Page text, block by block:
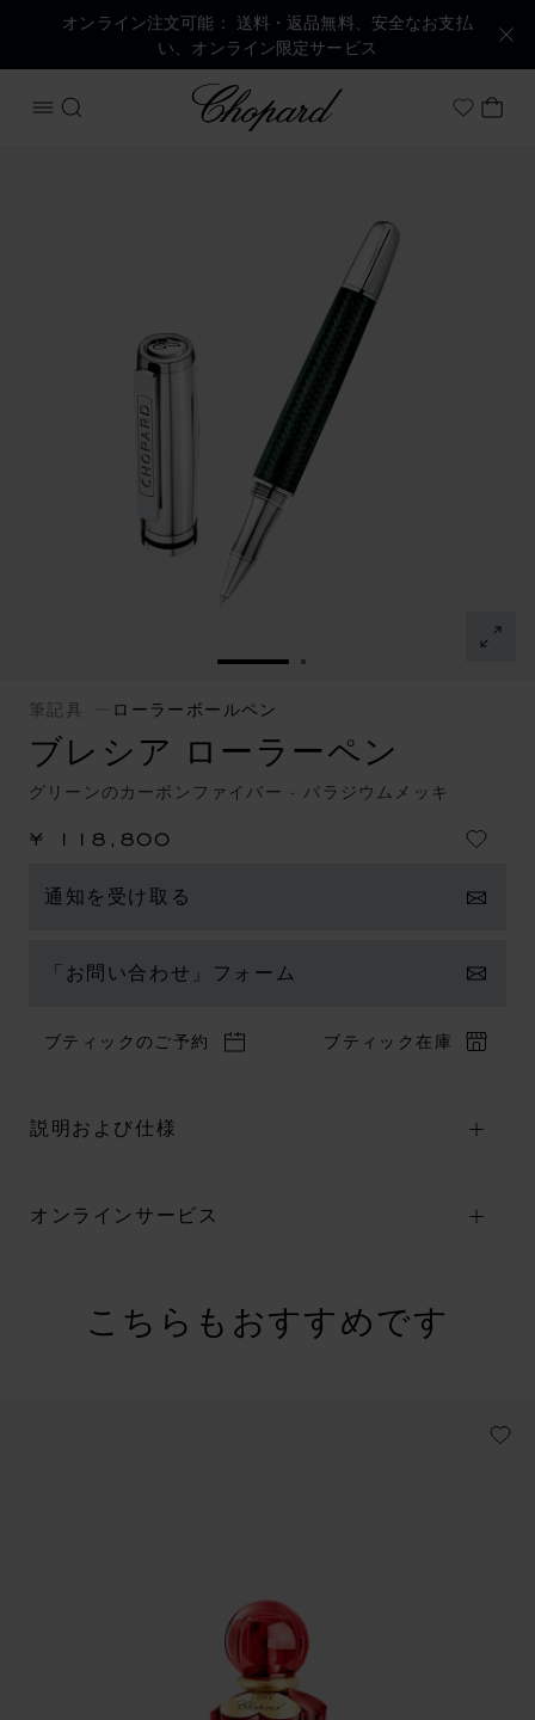
オンライン注文可能： 送料・返品無料、安全なお支払
い、オンライン限定サービス
メニューを開く
検索する
Chopard
Myマ
スライドに移動 1
スライドに移動 2
筆記具 ローラーボールペン
ブレシア ローラーペン
グリーンのカーボンファイバー - パラジウムメッキ
¥ 118,800
通知を受け取る
「お問い合わせ」フォーム
ブティックのご予約 ブティック在庫
説明および仕様
オンラインサービス
こちらもおすすめです